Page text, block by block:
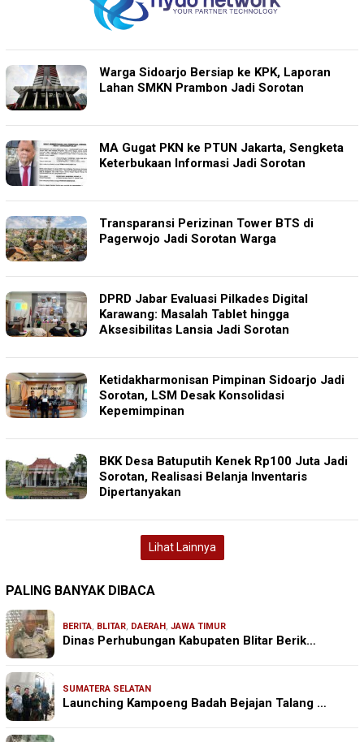
Warga Sidoarjo Bersiap ke KPK, Laporan
Lahan SMKN Prambon Jadi Sorotan
MA Gugat PKN ke PTUN Jakarta, Sengketa
Keterbukaan Informasi Jadi Sorotan
Transparansi Perizinan Tower BTS di
Pagerwojo Jadi Sorotan Warga
DPRD Jabar Evaluasi Pilkades Digital
Karawang: Masalah Tablet hingga
Aksesibilitas Lansia Jadi Sorotan
Ketidakharmonisan Pimpinan Sidoarjo Jadi
Sorotan, LSM Desak Konsolidasi
Kepemimpinan
BKK Desa Batuputih Kenek Rp100 Juta Jadi
Sorotan, Realisasi Belanja Inventaris
Dipertanyakan
Lihat Lainnya
PALING BANYAK DIBACA
BERITA, BLITAR, DAERAH , JAWA TIMUR
Dinas Perhubungan Kabupaten Blitar Berik…
SUMATERA SELATAN
Launching Kampoeng Badah Bejajan Talang …